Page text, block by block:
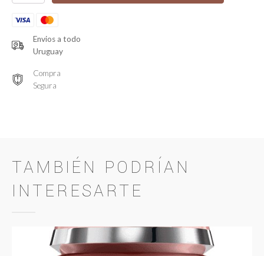
quantity
Envios a todo
Uruguay
Compra
Segura
TAMBIÉN PODRÍAN
INTERESARTE